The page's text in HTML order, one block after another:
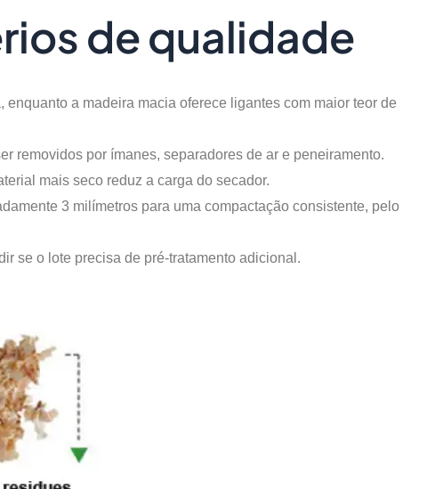
de qualidade
a madeira macia oferece ligantes com maior teor de
removidos por ímanes, separadores de ar e peneiramento.
mais seco reduz a carga do secador.
3 milímetros para uma compactação consistente, pelo
se o lote precisa de pré-tratamento adicional.